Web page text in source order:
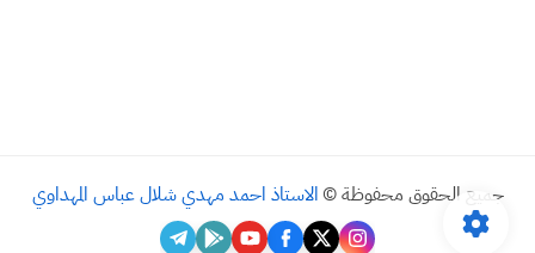
جميع الحقوق محفوظة © الاستاذ احمد مهدي شلال عباس المهداوي